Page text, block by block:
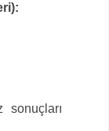
sonuçları